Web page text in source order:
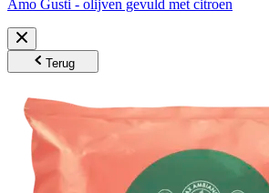
Amo Gusti - olijven gevuld met citroen
Terug